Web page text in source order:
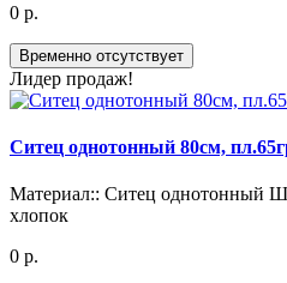
0 р.
Временно отсутствует
Лидер продаж!
Ситец однотонный 80см,
Материал:: Ситец однотонный
хлопок
0 р.